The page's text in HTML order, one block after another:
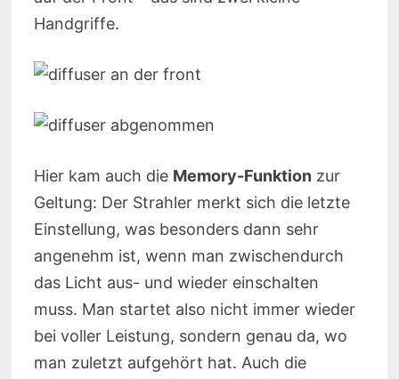
Handgriffe.
Hier kam auch die Memory-Funktion zur
Geltung: Der Strahler merkt sich die letzte
Einstellung, was besonders dann sehr
angenehm ist, wenn man zwischendurch
das Licht aus- und wieder einschalten
muss. Man startet also nicht immer wieder
bei voller Leistung, sondern genau da, wo
man zuletzt aufgehört hat. Auch die